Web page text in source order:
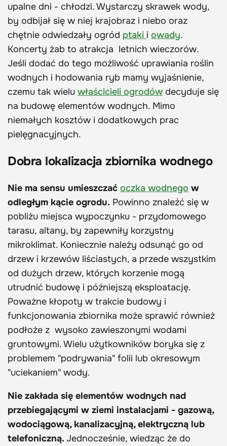
upalne dni - chłodzi. Wystarczy skrawek wody,
by odbijał się w niej krajobraz i niebo oraz
chętnie odwiedzały ogród ptaki i owady.
Koncerty żab to atrakcja letnich wieczorów.
Jeśli dodać do tego możliwość uprawiania roślin
wodnych i hodowania ryb mamy wyjaśnienie,
czemu tak wielu właścicieli ogrodów decyduje się
na budowę elementów wodnych. Mimo
niemałych kosztów i dodatkowych prac
pielęgnacyjnych.
Dobra lokalizacja zbiornika wodnego
Nie ma sensu umieszczać oczka wodnego w
odległym kącie ogrodu. Powinno znaleźć się w
pobliżu miejsca wypoczynku - przydomowego
tarasu, altany, by zapewniły korzystny
mikroklimat. Koniecznie należy odsunąć go od
drzew i krzewów liściastych, a przede wszystkim
od dużych drzew, których korzenie mogą
utrudnić budowę i późniejszą eksploatację.
Poważne kłopoty w trakcie budowy i
funkcjonowania zbiornika może sprawić również
podłoże z wysoko zawieszonymi wodami
gruntowymi. Wielu użytkowników boryka się z
problemem "podrywania" folii lub okresowym
"uciekaniem" wody.
Nie zakłada się elementów wodnych nad
przebiegającymi w ziemi instalacjami - gazową,
wodociągową, kanalizacyjną, elektryczną lub
telefoniczną. Jednocześnie, wiedząc że do